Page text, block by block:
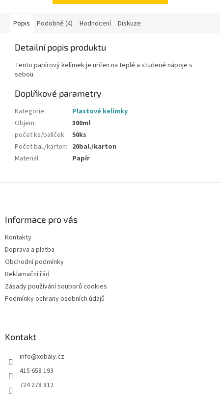
Popis Podobné (4) Hodnocení Diskuze
Detailní popis produktu
Tento papírový kelímek je určen na teplé a studené nápoje s
sebou.
Doplňkové parametry
Kategorie:
Plastové kelímky
Objem:
300ml
počet ks/balíček:
50ks
Počet bal./karton: 20bal./karton
Materiál: Papír
Informace pro vás
Kontakty
Doprava a platba
Obchodní podmínky
Reklamační řád
Zásady používání souborů cookies
Podmínky ochrany osobních údajů
Kontakt
info@xobaly.cz
415 658 193
724 278 812